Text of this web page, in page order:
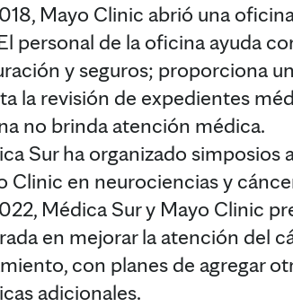
Mayo Clinic abrió una
personal de la oficina ayuda
y seguros; proporciona
la revisión de expedientes
no brinda atención médica.
Sur ha organizado
Clinic en neurociencias y
Médica Sur y Mayo Clinic
en mejorar la atención del
con planes de agregar
adicionales.